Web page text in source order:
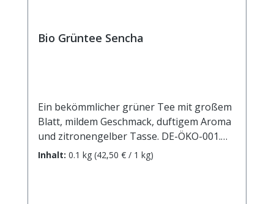
Bio Grüntee Sencha
Ein bekömmlicher grüner Tee mit großem
Blatt, mildem Geschmack, duftigem Aroma
und zitronengelber Tasse. DE-ÖKO-001.
Zubereitung: ca. 12g Tee mit 1 l. Wasser
Inhalt: 0.1 kg (42,50 € / 1 kg)